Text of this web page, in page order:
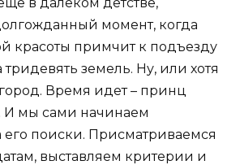
момент, когда
красоты примчит к подъезду
тридевять земель. Ну, или хотя
Время идет – принц
И мы сами начинаем
его поиски. Присматриваемся
выставляем критерии и